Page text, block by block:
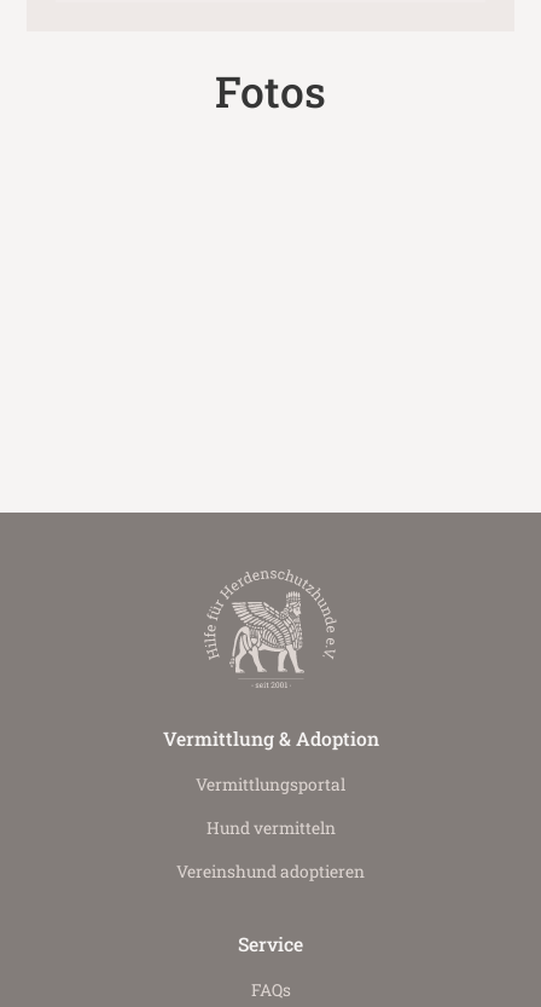
Fotos
Vermittlung & Adoption
Vermittlungs­portal
Hund vermitteln
Vereinshund adoptieren
Service
FAQs